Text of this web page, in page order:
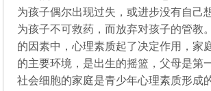
为孩子偶尔出现过失，或进步没有自己
为孩子不可救药，而放弃对孩子的管教
的因素中，心理素质起了决定作用，家
的主要环境，是出生的摇篮，父母是第
社会细胞的家庭是青少年心理素质形成